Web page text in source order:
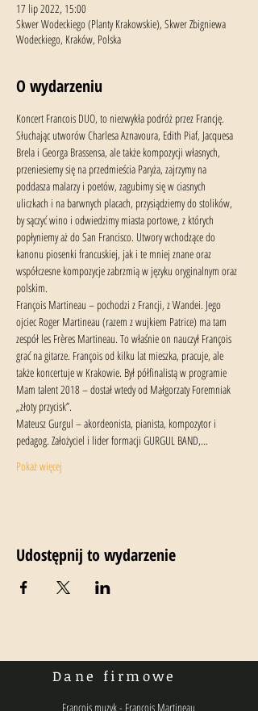
17 lip 2022, 15:00
Skwer Wodeckiego (Planty Krakowskie), Skwer Zbigniewa
Wodeckiego, Kraków, Polska
O wydarzeniu
Koncert Francois DUO, to niezwykła podróż przez Francję.
Słuchając utworów Charlesa Aznavoura, Edith Piaf, Jacquesa
Brela i Georga Brassensa, ale także kompozycji własnych,
przeniesiemy się na przedmieścia Paryża, zajrzymy na
poddasza malarzy i poetów, zagubimy się w ciasnych
uliczkach i na barwnych placach, przysiądziemy do stolików,
by sączyć wino i odwiedzimy miasta portowe, z których
popłyniemy aż do San Francisco. Utwory wchodzące do
kanonu piosenki francuskiej, jak i te mniej znane oraz
współczesne kompozycje zabrzmią w języku oryginalnym oraz
polskim.
François Martineau – pochodzi z Francji, z Wandei. Jego
ojciec Roger Martineau (razem z wujkiem Patrice) ma tam
zespół les Frères Martineau. To właśnie on nauczył François
grać na gitarze. François od kilku lat mieszka, pracuje, ale
także koncertuje w Krakowie. Był półfinalistą w programie
Mam talent 2018 – dostał wtedy od Małgorzaty Foremniak
„złoty przycisk”.
Mateusz Gurgul – akordeonista, pianista, kompozytor i
pedagog. Założyciel i lider formacji GURGUL BAND,…
Pokaż więcej
Udostępnij to wydarzenie
Dane firmowe
Francois muzyk - Francois Martineau